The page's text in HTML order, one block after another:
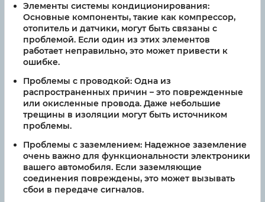
Элементы системы кондиционирования:
Основные компоненты, такие как компрессор,
отопитель и датчики, могут быть связаны с
проблемой. Если один из этих элементов
работает неправильно, это может привести к
ошибке.
Проблемы с проводкой: Одна из
распространенных причин – это поврежденные
или окисленные провода. Даже небольшие
трещины в изоляции могут быть источником
проблемы.
Проблемы с заземлением: Надежное заземление
очень важно для функциональности электроники
вашего автомобиля. Если заземляющие
соединения повреждены, это может вызывать
сбои в передаче сигналов.